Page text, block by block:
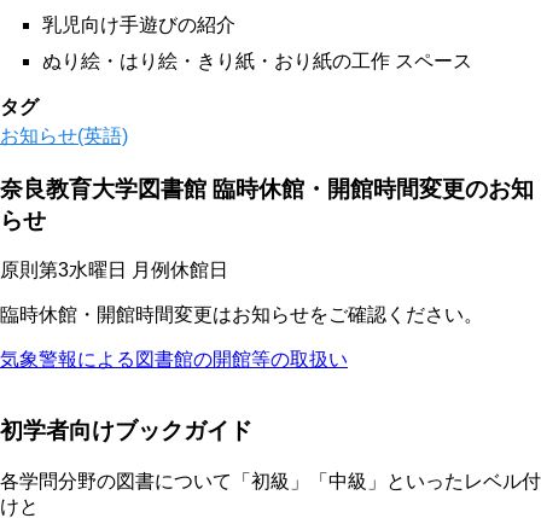
乳児向け手遊びの紹介
ぬり絵・はり絵・きり紙・おり紙の工作 スペース
タグ
お知らせ(英語)
奈良教育大学図書館 臨時休館・開館時間変更のお知
らせ
原則第3水曜日 月例休館日
臨時休館・開館時間変更はお知らせをご確認ください。
気象警報による図書館の開館等の取扱い
初学者向けブックガイド
各学問分野の図書について「初級」「中級」といったレベル付
けと